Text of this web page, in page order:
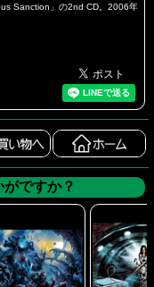
Sanction」の2nd CD。2006年
ですか？